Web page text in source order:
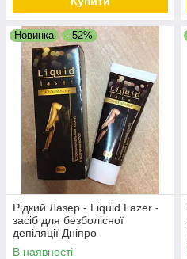
Новинка –52%
Рідкий Лазер - Liquid Lazer -
засіб для безболісної
депіляції Дніпро
В наявності